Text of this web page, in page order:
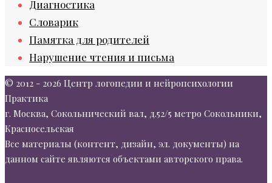
Диагностика
Словарик
Памятка для родителей
Нарушение чтения и письма
© 2012 - 2026 Центр логопедии и нейропсихологии
Практика
г. Москва, Сокольнический вал, д.52/5 метро Сокольники,
Красносельская
Все материалы (контент, дизайн, эл. документы) на
данном сайте являются объектами авторского права.